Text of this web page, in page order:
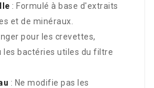
: Formulé à base d'extraits
et de minéraux.
pour les crevettes,
les bactéries utiles du filtre
: Ne modifie pas les